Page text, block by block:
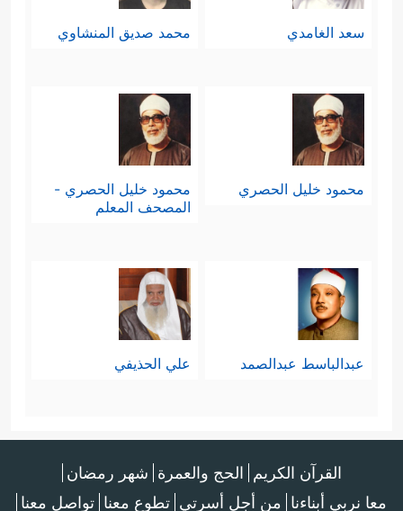
سعد الغامدي محمد صديق المنشاوي
محمود خليل الحصري
محمود خليل الحصري -
المصحف المعلم
عبدالباسط عبدالصمد علي الحذيفي
القرآن الكريم الحج والعمرة شهر رمضان
معا نربي أبناءنا من أجل أسرتي تطوع معنا تواصل معنا